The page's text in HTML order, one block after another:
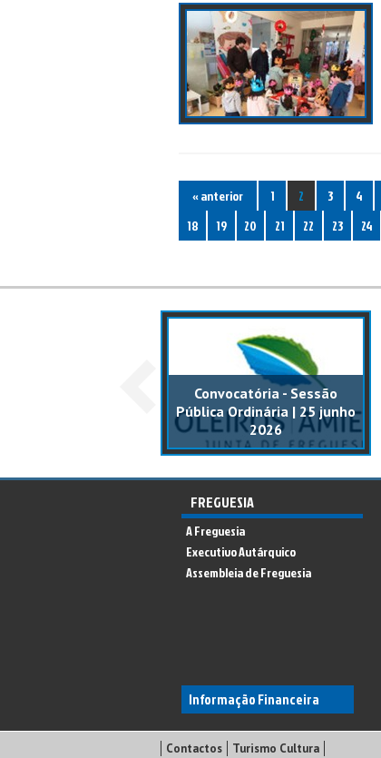
« anterior 1 2 3 4
18
19 20 21 22 23 24
Convocatória - Sessão
Pública Ordinária | 25 junho
2026
FREGUESIA
A Freguesia
Executivo Autárquico
Assembleia de Freguesia
Informação Financeira
Contactos Turismo Cultura